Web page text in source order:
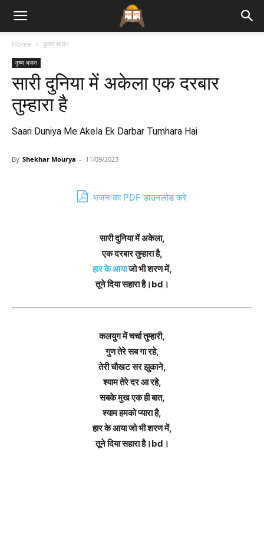
Bhajan
Lyrics
Home कृष्ण भजन
कृष्ण भजन
सारी दुनिया में अकेला एक दरबार
तुम्हारा है
Saari Duniya Me Akela Ek Darbar Tumhara Hai
By Shekhar Mourya - 11/09/2023
भजन का PDF डाउनलोड करे
सारी दुनिया में अकेला,
एक दरबार तुम्हारा है,
हार के आयाजो भी शरण में,
तूने दिया सहारा है।bd।
कलयुग में चर्चा तुम्हारी,
गुण तेरे सब गा रहे,
तेरी चौखट सर झुकाने,
श्याम तेरे दर आ रहे,
सबके मुख एक ही बात,
श्याम हमको प्यारा है,
हार के आया जो भी शरण में,
तूने दिया सहारा है।bd।